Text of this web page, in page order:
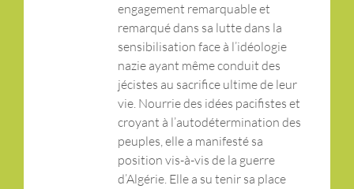
engagement remarquable et
remarqué dans sa lutte dans la
sensibilisation face à l’idéologie
nazie ayant même conduit des
jécistes au sacrifice ultime de leur
vie. Nourrie des idées pacifistes et
croyant à l’autodétermination des
peuples, elle a manifesté sa
position vis-à-vis de la guerre
d’Algérie. Elle a su tenir sa place